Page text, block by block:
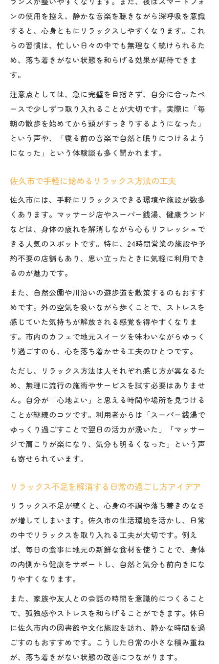
ンの使用を控え、静かな音楽を聴きながら深呼吸を意識
すると、心身ともにリラックスしやすくなります。これ
らの習慣は、忙しい日々の中でも無理なく続けられるた
め、落ち着きがない状態を和らげる効果が期待できま
す。
注意点としては、急に完璧を目指さず、自分に合ったペ
ースで少しずつ取り入れることが大切です。実際に「毎
朝の散歩を始めてから頭がすっきりするようになった」
という声や、「寝る前の音楽で自然と眠りにつけるよう
になった」という体験談も多く聞かれます。
佐久市で手軽に始めるリラックス方法の工夫
佐久市には、手軽にリラックスできる環境や施設が数多
くあります。マッサージ店やスーパー銭湯、健康ランド
などは、身体の疲れを解消しながら心もリフレッシュで
きる人気のスポットです。特に、24時間営業の施設や予
約不要の店舗もあり、思い立ったときに気軽に利用でき
るのが魅力です。
また、自然公園や川沿いの遊歩道を散策するのもおすす
めです。外の空気を吸いながら歩くことで、ストレスを
感じていた気持ちが解放される感覚を得やすくなりま
す。市内のカフェで地元スイーツを味わいながらゆっく
り過ごすのも、心を落ち着かせる工夫のひとつです。
ただし、リラックス方法は人それぞれ感じ方が異なるた
め、無理に流行の施術やサービスを試す必要はありませ
ん。自分が「心地よい」と思える時間や場所を見つける
ことが継続のコツです。利用者からは「スーパー銭湯で
ゆっくり過ごすことで翌日の活力が湧いた」「マッサー
ジで肩こりが楽になり、気分も明るくなった」という声
も寄せられています。
リラックス不足を解消する日常の過ごし方アイデア
リラックス不足が続くと、心身の不調や落ち着きのなさ
が増してしまいます。佐久市の生活環境を活かし、日常
の中でリラックスを取り入れる工夫が大切です。例え
ば、毎日の食事に地元の新鮮な食材を使うことで、身体
の内側から健康をサポートし、自然と気分も前向きにな
りやすくなります。
また、家族や友人との会話の時間を意識的につくること
で、孤独感やストレスを和らげることができます。休日
に佐久市内の図書館や文化施設を訪れ、静かな時間を過
ごすのもおすすめです。こうした日常の小さな積み重ね
が、落ち着きがない状態の改善につながります。